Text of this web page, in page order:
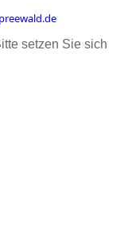
setzen Sie sich